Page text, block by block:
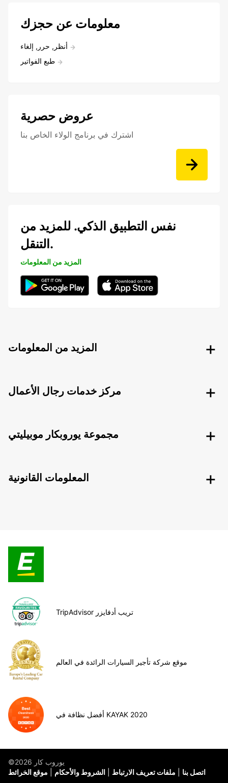
معلومات عن حجزك
أنظر, حرر, إلغاء
طبع الفواتير
عروض حصرية
اشترك في برنامج الولاء الخاص بنا
نفس التطبيق الذكي. للمزيد من
التنقل.
المزيد من المعلومات
المزيد من المعلومات
مركز خدمات رجال الأعمال
مجموعة يوروبكار موبيليتي
المعلومات القانونية
TripAdvisor تريب أدفايزر
موقع شركة تأجير السيارات الرائدة في العالم
أفضل نظافة في KAYAK 2020
©يوروب كار 2026
موقع الخرائط
الشروط والأحكام ملفات تعريف الارتباط اتصل بنا